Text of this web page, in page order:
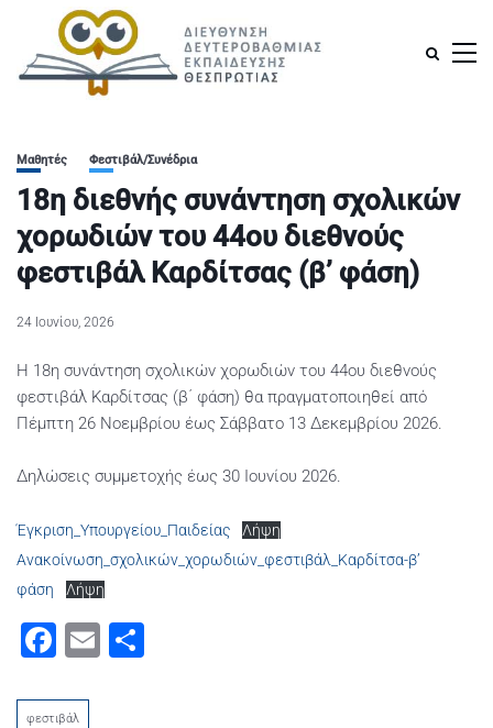
Μαθητές Φεστιβάλ/Συνέδρια
18η διεθνής συνάντηση σχολικών
χορωδιών του 44ου διεθνούς
φεστιβάλ Καρδίτσας (β’ φάση)
24 Ιουνίου, 2026
Η 18η συνάντηση σχολικών χορωδιών του 44ου διεθνούς
φεστιβάλ Καρδίτσας (β΄ φάση) θα πραγματοποιηθεί από
Πέμπτη 26 Νοεμβρίου έως Σάββατο 13 Δεκεμβρίου 2026.
Δηλώσεις συμμετοχής έως 30 Ιουνίου 2026.
Έγκριση_Υπουργείου_Παιδείας
Λήψη
Ανακοίνωση_σχολικών_χορωδιών_φεστιβάλ_Καρδίτσα-β’
φάση
Λήψη
Facebook
Email
φεστιβάλ